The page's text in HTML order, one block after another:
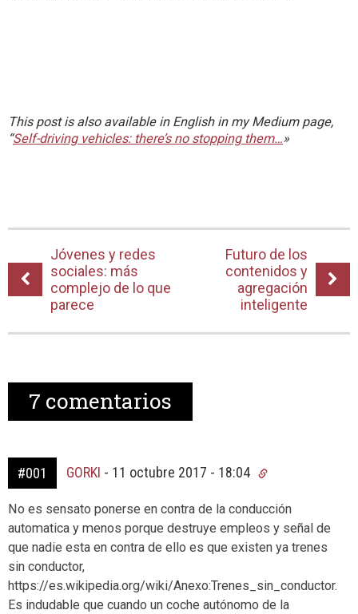
This post is also available in English in my Medium page,
“Self-driving vehicles: there’s no stopping them…»
Jóvenes y redes
sociales: más
complejo de lo que
parece
Futuro de los
contenidos y
agregación
inteligente
7 comentarios
#001 GORKI - 11 octubre 2017 - 18:04
No es sensato ponerse en contra de la conducción
automatica y menos porque destruye empleos y señal de
que nadie esta en contra de ello es que existen ya trenes
sin conductor,
https://es.wikipedia.org/wiki/Anexo:Trenes_sin_conductor.
Es indudable que cuando un coche autónomo de la